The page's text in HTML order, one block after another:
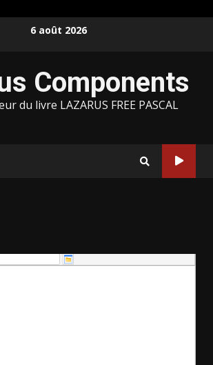
6 août 2026
Components
du livre LAZARUS FREE PASCAL